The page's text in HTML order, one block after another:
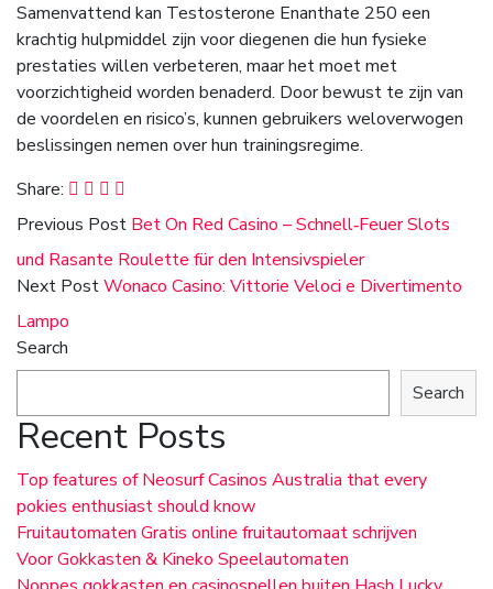
Samenvattend kan Testosterone Enanthate 250 een
krachtig hulpmiddel zijn voor diegenen die hun fysieke
prestaties willen verbeteren, maar het moet met
voorzichtigheid worden benaderd. Door bewust te zijn van
de voordelen en risico’s, kunnen gebruikers weloverwogen
beslissingen nemen over hun trainingsregime.
Share:
Previous Post Bet On Red Casino – Schnell‑Feuer Slots
und Rasante Roulette für den Intensivspieler
Next PostWonaco Casino: Vittorie Veloci e Divertimento
Lampo
Search
Search
Recent Posts
Top features of Neosurf Casinos Australia that every
pokies enthusiast should know
Fruitautomaten Gratis online fruitautomaat schrijven
Voor Gokkasten & Kineko Speelautomaten